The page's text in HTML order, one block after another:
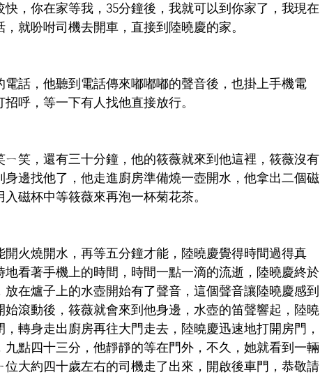
快，你在家等我，35分鐘後，我就可以到你家了，我現在
就吩咐司機去開車，直接到陸曉慶的家。
話，他聽到電話傳來嘟嘟嘟的聲音後，也掛上手機電
呼，等一下有人找他直接放行。
笑，還有三十分鐘，他的筱薇就來到他這裡，筱薇沒有
邊找他了，他走進廚房準備燒一壺開水，他拿出二個磁
磁杯中等筱薇來再泡一杯菊花茶。
火燒開水，再等五分鐘才能，陸曉慶覺得時間過得真
看著手機上的時間，時間一點一滴的流逝，陸曉慶終於
在爐子上的水壺開始有了聲音，這個聲音讓陸曉慶感到
滾動後，筱薇就會來到他身邊，水壺的笛聲響起，陸曉
轉身走出廚房再往大門走去，陸曉慶迅速地打開房門，
點四十三分，他靜靜的等在門外，不久，她就看到一輛
大約四十歲左右的司機走了出來，開啟後車門，恭敬請